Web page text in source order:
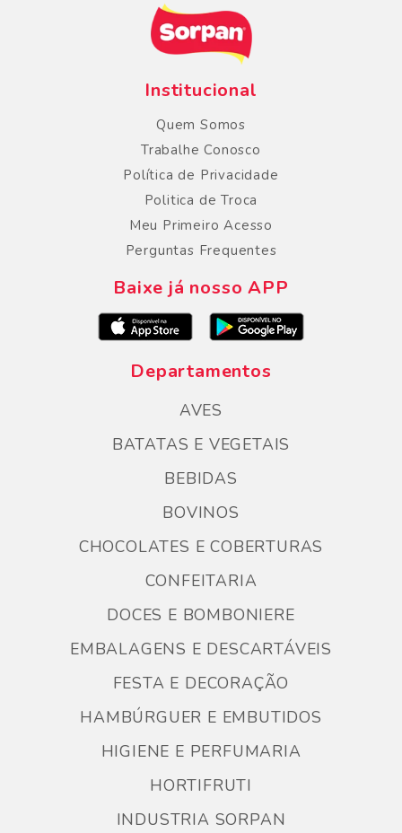
Institucional
Quem Somos
Trabalhe Conosco
Política de Privacidade
Politica de Troca
Meu Primeiro Acesso
Perguntas Frequentes
Baixe já nosso APP
Departamentos
AVES
BATATAS E VEGETAIS
BEBIDAS
BOVINOS
CHOCOLATES E COBERTURAS
CONFEITARIA
DOCES E BOMBONIERE
EMBALAGENS E DESCARTÁVEIS
FESTA E DECORAÇÃO
HAMBÚRGUER E EMBUTIDOS
HIGIENE E PERFUMARIA
HORTIFRUTI
INDUSTRIA SORPAN